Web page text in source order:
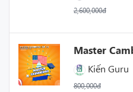
2,600,000đ
Master
Kiến Guru
800,000đ